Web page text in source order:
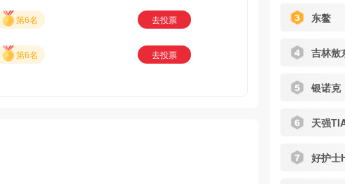
第6名 去投票
第6名 去投票
东鳌
吉林敖
银诺克
天强
好护士